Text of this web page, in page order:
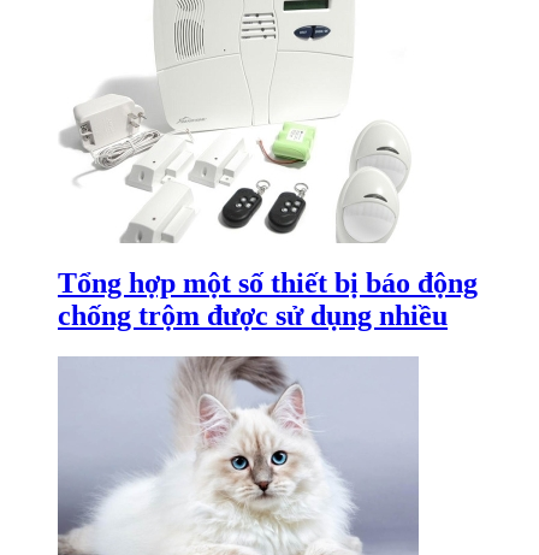
Tổng hợp một số thiết bị báo động
chống trộm được sử dụng nhiều